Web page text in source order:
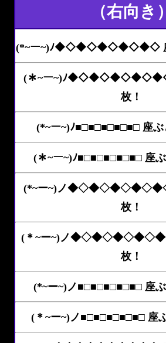
（右向き）
(*~ー~)ﾉ◆◇◆◇◆◇◆◇◆◇ 座
(＊~ー~)ﾉ◆◇◆◇◆◇◆◇◆◇
枚！
(*~ー~)ﾉ■□■□■□■□■□ 座ぶ
(＊~ー~)ﾉ■□■□■□■□■□ 座ぶ
(*~ー~)ノ◆◇◆◇◆◇◆◇◆◇
枚！
(＊~ー~)ノ◆◇◆◇◆◇◆◇◆◇
枚！
(*~ー~)ノ■□■□■□■□■□ 座ぶ
(＊~ー~)ノ■□■□■□■□■□ 座